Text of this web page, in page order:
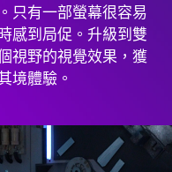
只有一部螢幕很容易
感到局促。升級到雙
視野的視覺效果，獲
境體驗。